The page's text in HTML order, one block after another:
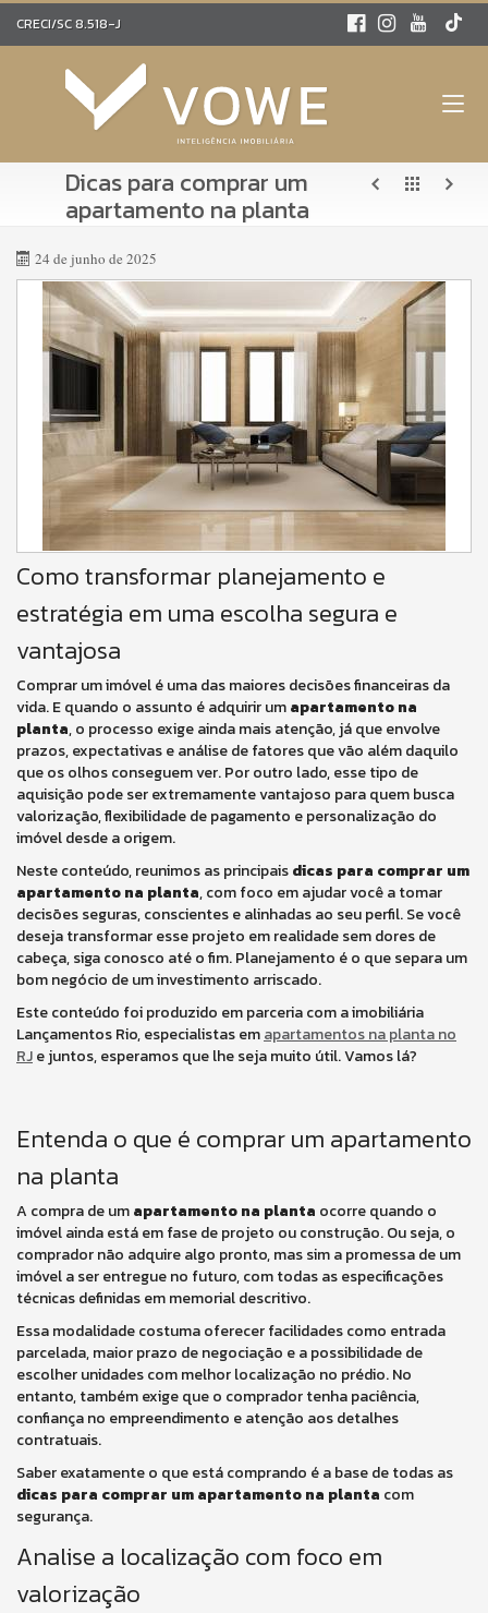
CRECI/SC 8.518-J
Dicas para comprar um
apartamento na planta
24 de junho de 2025
Como transformar planejamento e
estratégia em uma escolha segura e
vantajosa
Comprar um imóvel é uma das maiores decisões financeiras da
vida. E quando o assunto é adquirir umapartamento na
planta, o processo exige ainda mais atenção, já que envolve
prazos, expectativas e análise de fatores que vão além daquilo
que os olhos conseguem ver. Por outro lado, esse tipo de
aquisição pode ser extremamente vantajoso para quem busca
valorização, flexibilidade de pagamento e personalização do
imóvel desde a origem.
Neste conteúdo, reunimos as principaisdicas para comprar um
apartamento na planta, com foco em ajudar você a tomar
decisões seguras, conscientes e alinhadas ao seu perfil. Se você
deseja transformar esse projeto em realidade sem dores de
cabeça, siga conosco até o fim. Planejamento é o que separa um
bom negócio de um investimento arriscado.
Este conteúdo foi produzido em parceria com a imobiliária
Lançamentos Rio, especialistas emapartamentos na planta no
RJe juntos, esperamos que lhe seja muito útil. Vamos lá?
Entenda o que é comprar um apartamento
na planta
A compra de umapartamento na planta ocorre quando o
imóvel ainda está em fase de projeto ou construção. Ou seja, o
comprador não adquire algo pronto, mas sim a promessa de um
imóvel a ser entregue no futuro, com todas as especificações
técnicas definidas em memorial descritivo.
Essa modalidade costuma oferecer facilidades como entrada
parcelada, maior prazo de negociação e a possibilidade de
escolher unidades com melhor localização no prédio. No
entanto, também exige que o comprador tenha paciência,
confiança no empreendimento e atenção aos detalhes
contratuais.
Saber exatamente o que está comprando é a base de todas as
dicas para comprar um apartamento na planta com
segurança.
Analise a localização com foco em
valorização